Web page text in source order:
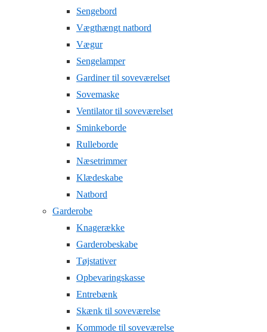
Sengebord
Vægthængt natbord
Vægur
Sengelamper
Gardiner til soveværelset
Sovemaske
Ventilator til soveværelset
Sminkeborde
Rulleborde
Næsetrimmer
Klædeskabe
Natbord
Garderobe
Knagerække
Garderobeskabe
Tøjstativer
Opbevaringskasse
Entrebænk
Skænk til soveværelse
Kommode til soveværelse